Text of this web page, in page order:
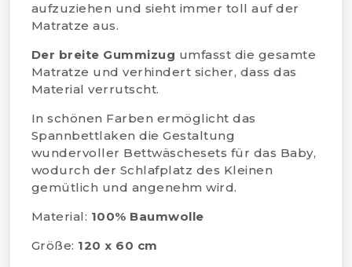
aufzuziehen und sieht immer toll auf der
Matratze aus.
Der breite Gummizug umfasst die gesamte
Matratze und verhindert sicher, dass das
Material verrutscht.
In schönen Farben ermöglicht das
Spannbettlaken die Gestaltung
wundervoller Bettwäschesets für das Baby,
wodurch der Schlafplatz des Kleinen
gemütlich und angenehm wird.
Material: 100% Baumwolle
Größe: 120 x 60 cm